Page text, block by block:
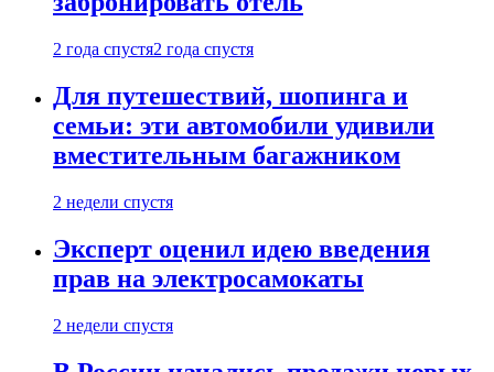
2 года спустя2 года спустя
Для путешествий, шопинга и
семьи: эти автомобили удивили
вместительным багажником
2 недели спустя
Эксперт оценил идею введения
прав на электросамокаты
2 недели спустя